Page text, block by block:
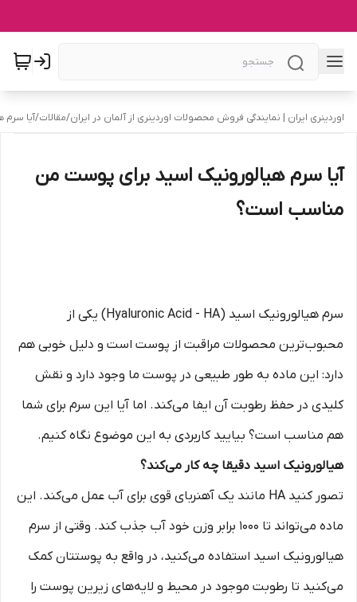
اوردینری ایران | نمایندگی فروش محصولات اوردینری از آلمان در ایران/مقالات/آیا
آیا سرم هیالورونیک اسید برای پوست من
مناسب است؟
سرم هیالورونیک اسید (Hyaluronic Acid - HA) یکی از
محبوب‌ترین محصولات مراقبت از پوست است و دلیل خوبی هم
دارد: این ماده به طور طبیعی در پوست ما وجود دارد و نقش
کلیدی در حفظ رطوبت آن ایفا می‌کند. اما آیا این سرم برای شما
هم مناسب است؟ بیایید کاربردی به این موضوع نگاه کنیم.
هیالورونیک اسید دقیقا چه کار می‌کند؟
تصور کنید HA مانند یک آهنربای قوی برای آب عمل می‌کند. این
ماده می‌تواند تا 1000 برابر وزن خود آب جذب کند. وقتی از سرم
هیالورونیک اسید استفاده می‌کنید، در واقع به پوستتان کمک
می‌کنید تا رطوبت موجود در محیط و لایه‌های زیرین پوست را